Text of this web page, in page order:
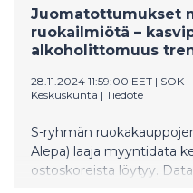
Juomatottumukset
ruokailmiötä –
alkoholittomuus
28.11.2024 11:59:00 EET | SOK
Keskuskunta | Tiedote
S-ryhmän
Alepa) laaja myyntidata
ostoskoreista löytyy.